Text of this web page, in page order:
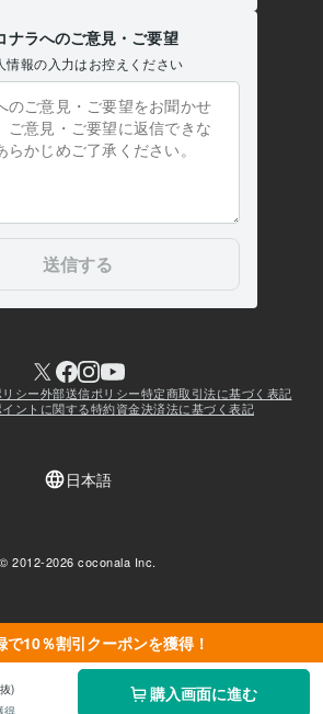
で10％割引クーポンを獲得！
)
得
購入画面に進む